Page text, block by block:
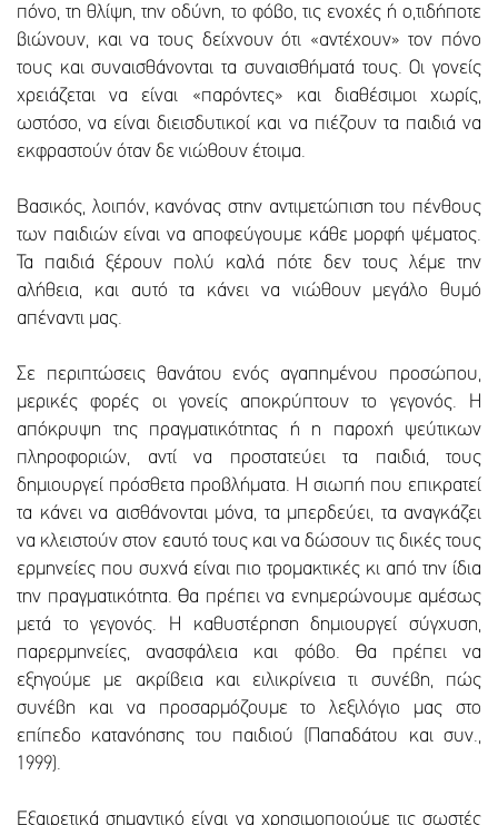
πόνο, τη θλίψη, την οδύνη, το φόβο, τις ενοχές ή ο,τιδήποτε
βιώνουν, και να τους δείχνουν ότι «αντέχουν» τον πόνο
τους και συναισθάνονται τα συναισθήματά τους. Οι γονείς
χρειάζεται να είναι «παρόντες» και διαθέσιμοι χωρίς,
ωστόσο, να είναι διεισδυτικοί και να πιέζουν τα παιδιά να
εκφραστούν όταν δε νιώθουν έτοιμα.
Βασικός, λοιπόν, κανόνας στην αντιμετώπιση του πένθους
των παιδιών είναι να αποφεύγουμε κάθε μορφή ψέματος.
Τα παιδιά ξέρουν πολύ καλά πότε δεν τους λέμε την
αλήθεια, και αυτό τα κάνει να νιώθουν μεγάλο θυμό
απέναντι μας.
Σε περιπτώσεις θανάτου ενός αγαπημένου προσώπου,
μερικές φορές οι γονείς αποκρύπτουν το γεγονός. Η
απόκρυψη της πραγματικότητας ή η παροχή ψεύτικων
πληροφοριών, αντί να προστατεύει τα παιδιά, τους
δημιουργεί πρόσθετα προβλήματα. Η σιωπή που επικρατεί
τα κάνει να αισθάνονται μόνα, τα μπερδεύει, τα αναγκάζει
να κλειστούν στον εαυτό τους και να δώσουν τις δικές τους
ερμηνείες που συχνά είναι πιο τρομακτικές κι από την ίδια
την πραγματικότητα. Θα πρέπει να ενημερώνουμε αμέσως
μετά το γεγονός. Η καθυστέρηση δημιουργεί σύγχυση,
παρερμηνείες, ανασφάλεια και φόβο. Θα πρέπει να
εξηγούμε με ακρίβεια και ειλικρίνεια τι συνέβη, πώς
συνέβη και να προσαρμόζουμε το λεξιλόγιο μας στο
επίπεδο κατανόησης του παιδιού (Παπαδάτου και συν.,
1999).
Εξαιρετικά σημαντικό είναι να χρησιμοποιούμε τις σωστές